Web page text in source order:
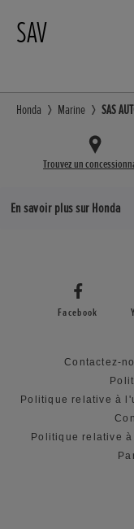
SAV
Honda Marine SAS
Trouvez un
En savoir plus sur Honda
Facebook
Contactez-
Politique relative à
Politique relative